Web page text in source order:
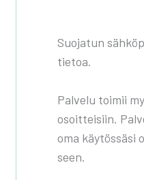
Suo­ja­tun
tie­toa.
Pal­ve­lu toi­mii
osoitteisiin.
oma käy­tös­sä­si
seen.